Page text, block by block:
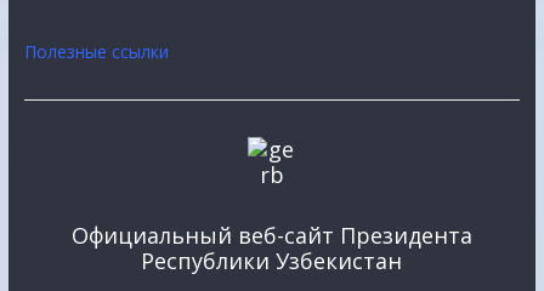
Полезные ссылки
Официальный веб-сайт Президента
Республики Узбекистан